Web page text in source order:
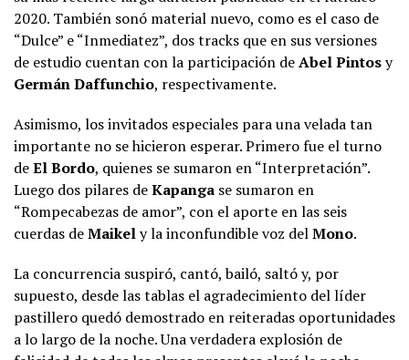
2020. También sonó material nuevo, como es el caso de
“Dulce” e “Inmediatez”, dos tracks que en sus versiones
de estudio cuentan con la participación deAbel Pintosy
Germán Daffunchio, respectivamente.
Asimismo, los invitados especiales para una velada tan
importante no se hicieron esperar. Primero fue el turno
deEl Bordo, quienes se sumaron en “Interpretación”.
Luego dos pilares deKapanga se sumaron en
“Rompecabezas de amor”, con el aporte en las seis
cuerdas deMaikely la inconfundible voz delMono.
La concurrencia suspiró, cantó, bailó, saltó y, por
supuesto, desde las tablas el agradecimiento del líder
pastillero quedó demostrado en reiteradas oportunidades
a lo largo de la noche. Una verdadera explosión de